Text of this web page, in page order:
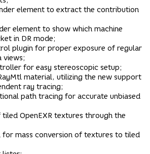
element to extract the contribution
element to show which machine
in DR mode;
plugin for proper exposure of regular
views;
for easy stereoscopic setup;
material, utilizing the new support
ray tracing;
path tracing for accurate unbiased
OpenEXR textures through the
mass conversion of textures to tiled